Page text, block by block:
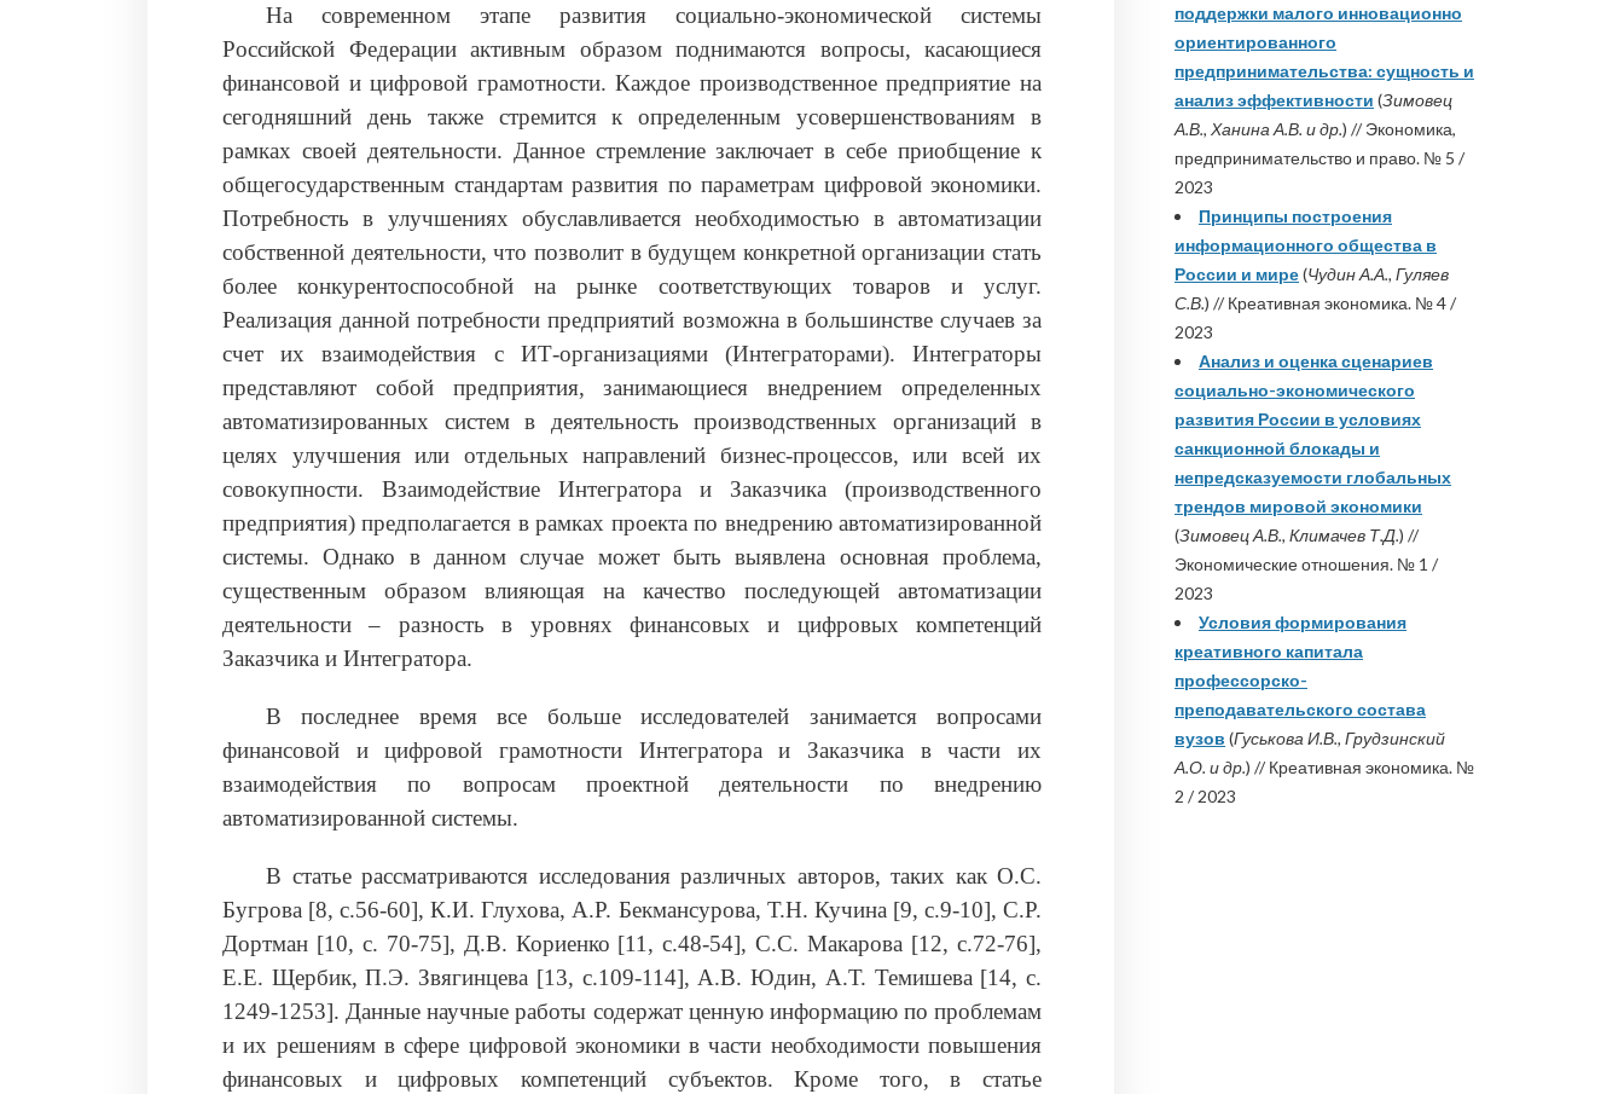
На современном этапе развития социально-экономической системы
Российской Федерации активным образом поднимаются вопросы, касающиеся
финансовой и цифровой грамотности. Каждое производственное предприятие на
сегодняшний день также стремится к определенным усовершенствованиям в
рамках своей деятельности. Данное стремление заключает в себе приобщение к
общегосударственным стандартам развития по параметрам цифровой экономики.
Потребность в улучшениях обуславливается необходимостью в автоматизации
собственной деятельности, что позволит в будущем конкретной организации стать
более конкурентоспособной на рынке соответствующих товаров и услуг.
Реализация данной потребности предприятий возможна в большинстве случаев за
счет их взаимодействия с ИТ-организациями (Интеграторами). Интеграторы
представляют собой предприятия, занимающиеся внедрением определенных
автоматизированных систем в деятельность производственных организаций в
целях улучшения или отдельных направлений бизнес-процессов, или всей их
совокупности. Взаимодействие Интегратора и Заказчика (производственного
предприятия) предполагается в рамках проекта по внедрению автоматизированной
системы. Однако в данном случае может быть выявлена основная проблема,
существенным образом влияющая на качество последующей автоматизации
деятельности – разность в уровнях финансовых и цифровых компетенций
Заказчика и Интегратора.
В последнее время все больше исследователей занимается вопросами
финансовой и цифровой грамотности Интегратора и Заказчика в части их
взаимодействия по вопросам проектной деятельности по внедрению
автоматизированной системы.
В статье рассматриваются исследования различных авторов, таких как О.С.
Бугрова [8, с.56-60], К.И. Глухова, А.Р. Бекмансурова, Т.Н. Кучина [9, с.9-10], С.Р.
Дортман [10, с. 70-75], Д.В. Кориенко [11, с.48-54], С.С. Макарова [12, с.72-76],
Е.Е. Щербик, П.Э. Звягинцева [13, с.109-114], А.В. Юдин, А.Т. Темишева [14, с.
1249-1253]. Данные научные работы содержат ценную информацию по проблемам
и их решениям в сфере цифровой экономики в части необходимости повышения
финансовых и цифровых компетенций субъектов. Кроме того, в статье
поддержки малого инновационно
ориентированного
предпринимательства: сущность и
анализ эффективности (Зимовец
А.В., Ханина А.В. и др.) // Экономика,
предпринимательство и право. № 5 /
2023
Принципы построения
информационного общества в
России и мире(Чудин А.А., Гуляев
С.В.) // Креативная экономика. № 4 /
2023
Анализ и оценка сценариев
социально-экономического
развития России в условиях
санкционной блокады и
непредсказуемости глобальных
трендов мировой экономики
(Зимовец А.В., Климачев Т.Д.) //
Экономические отношения. № 1 /
2023
Условия формирования
креативного капитала
профессорско-
преподавательского состава
вузов (Гуськова И.В., Грудзинский
А.О. и др.) // Креативная экономика. №
2 / 2023